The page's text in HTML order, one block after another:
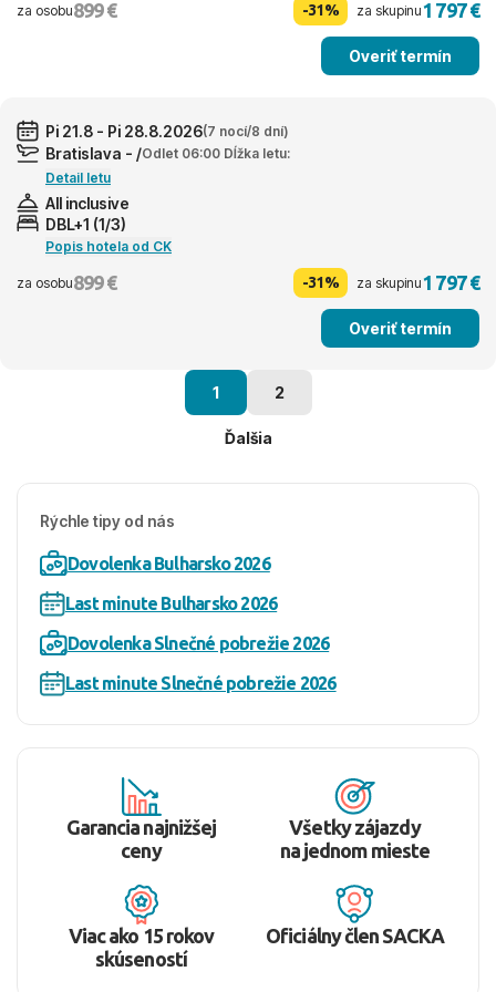
za osobu899 € -31% za skupinu1 797 €
Overiť termín
Pi 21.8 - Pi 28.8.2026(7 nocí/8 dní)
Bratislava - /Odlet 06:00 Dĺžka letu:
Detail letu
All inclusive
DBL+1 (1/3)
Popis hotela od CK
za osobu899 € -31% za skupinu1 797 €
Overiť termín
1 2
Ďalšia
Rýchle tipy od nás
Dovolenka Bulharsko 2026
Last minute Bulharsko 2026
Dovolenka Slnečné pobrežie 2026
Last minute Slnečné pobrežie 2026
Garancia najnižšej
ceny
Všetky zájazdy
na jednom mieste
Viac ako 15 rokov
skúseností
Oficiálny člen SACKA